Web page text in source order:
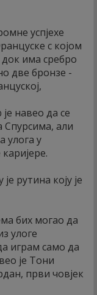
успјехе
с којом
док има сребро
две бронзе -
навео да се
Спурсима, али
улога у
рутина коју је
бих могао да
улоге
играм само да
је Тони
први човјек